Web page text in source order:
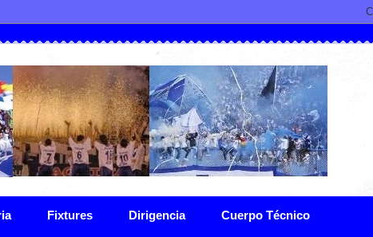
Fixtures Dirigencia Cuerpo Técnico